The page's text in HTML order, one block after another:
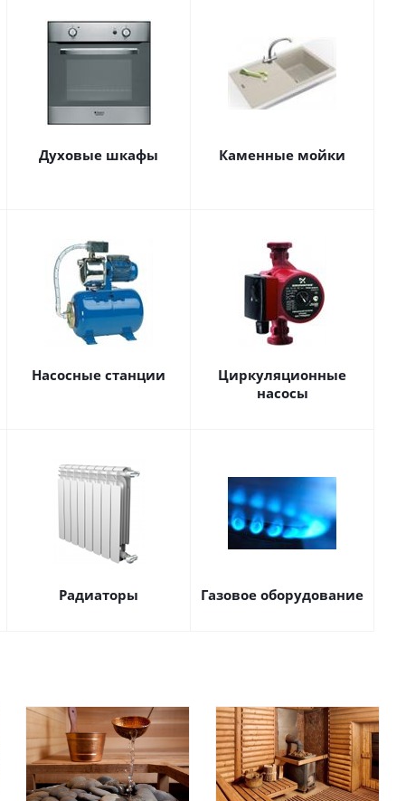
Духовые шкафы Каменные мойки
Насосные станции
Циркуляционные
насосы
Радиаторы Газовое оборудование